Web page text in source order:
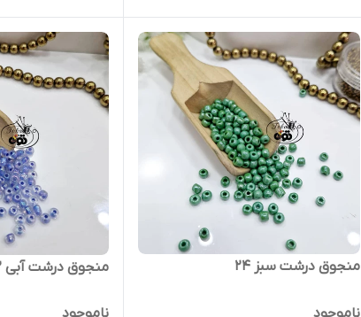
منجوق درشت سبز ۲۴ منجوق درشت آبی ۲